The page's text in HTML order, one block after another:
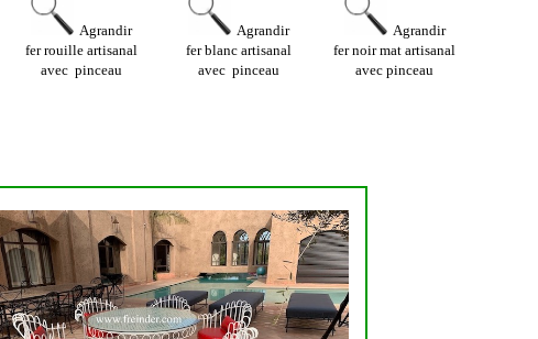
Agrandir
fer rouille artisanal
avec pinceau
Agrandir
fer blanc artisanal
avec pinceau
Agrandir
fer noir mat artisanal
avec pinceau